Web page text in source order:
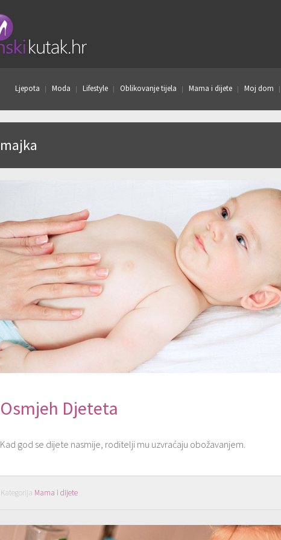
Ljepota Moda Lifestyle Oblikovanje tijela Mama i dijete Moj dom
majka
Osmjeh Djeteta
Kad god se dijete nasmije, roditelji mu uzvraćaju obožavanjem.
Kategorija Mama i dijete